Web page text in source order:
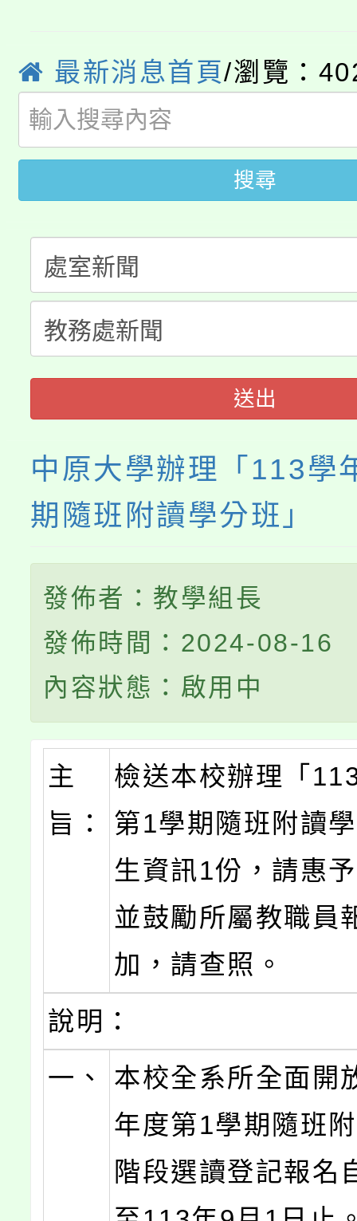
版
公告本校115學年度第
代理(課)教師甄選結果(
「2026金融保險知識
車」活動
桃園市115學年度學生
生本土語及新住民語歌
公告本校115學年度第
代理(課)教師甄選結果(
轉知中國文化大學推廣
《TA101》溝通分析基
程，歡迎學生輔導中心
心理、諮商輔導、社會
轉知苗栗縣政府辦理
縣市「校園短影音徵選
門員」簡章及活動海報
最新消息首頁/瀏覽：
搜尋
送出
中原大學辦理「113學
期隨班附讀學分班」
發佈者：教學組長
發佈時間：2024-08-16
內容狀態：啟用中
主
旨：
檢送本校辦理「
第1學期隨班附讀
生資訊1份，請惠
並鼓勵所屬教職員
加，請查照。
說明：
一、
本校全系所全面開
年度第1學期隨班
階段選讀登記報名